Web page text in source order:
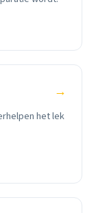
→
het lek